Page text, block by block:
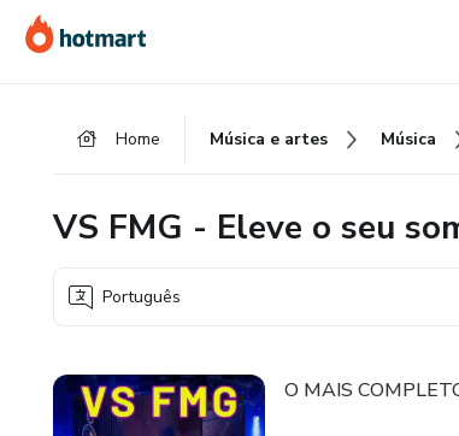
para
o
para
o
para
o
Home Música e artes Música
VS FMG - Eleve o seu
Português
O MAIS